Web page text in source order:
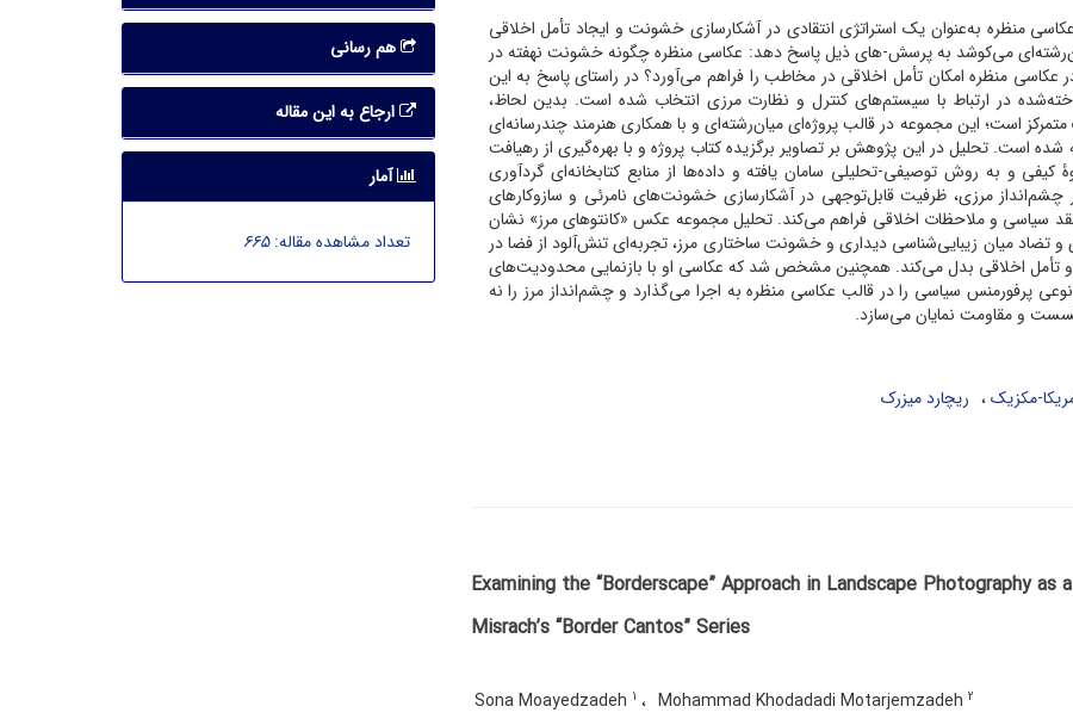
منظره به‌عنوان یک استراتژی انتقادی در آشکارسازی خشونت و ایجاد تأمل اخلاقی
می‌کوشد به پرسش-های ذیل‌ پاسخ دهد: عکاسی منظره چگونه خشونت نهفته در
منظره امکان تأمل اخلاقی در مخاطب را فراهم می‌آورد؟ در راستای پاسخ به این
در ارتباط با سیستم‌های کنترل و نظارت مرزی انتخاب شده است. بدین لحاظ،
است؛ این مجموعه در قالب پروژه‌ای میان‌رشته‌ای و با همکاری هنرمند چندرسانه‌ای
شده است. تحلیل در این پژوهش بر تصاویر برگزیده کتاب پروژه و با بهره‌گیری از رهیافت
و به روش توصیفی-تحلیلی سامان یافته و داده‌ها از منابع کتابخانه‌ای گردآوری
مرزی، ظرفیت قابل‌توجهی در آشکارسازی خشونت‌های نامرئی و سازوکارهای
نقد سیاسی و ملاحظات اخلاقی فراهم می‌کند. تحلیل مجموعه عکس «کانتوهای مرز» نشان
و تضاد میان زیبایی‌شناسی دیداری و خشونت ساختاری مرز، تجربه‌ای تنش‌آلود از فضا در
تأمل اخلاقی بدل می‌کند. همچنین مشخص شد که عکاسی او با بازنمایی محدودیت‌های
نوعی پرفورمنس سیاسی را در قالب عکاسی منظره به اجرا می‌گذارد و چشم‌انداز مرز را نه
گسست و مقاومت نمایان می‌سازد.
مکزیک
ریچارد میزرک
Examining the “Borderscape” Approach in Landscape Photography
Misrach’s “Border Cantos” Series
Sona Moayedzadeh 1 Mohammad Khodadadi Motarjemzadeh 2
هم رسانی
ارجاع به این مقاله
آمار
تعداد مشاهده مقاله:665